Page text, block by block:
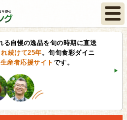
る自慢の逸品を旬の時期に直送
続けて25年。旬旬食彩ダイニ
産者応援サイト です。